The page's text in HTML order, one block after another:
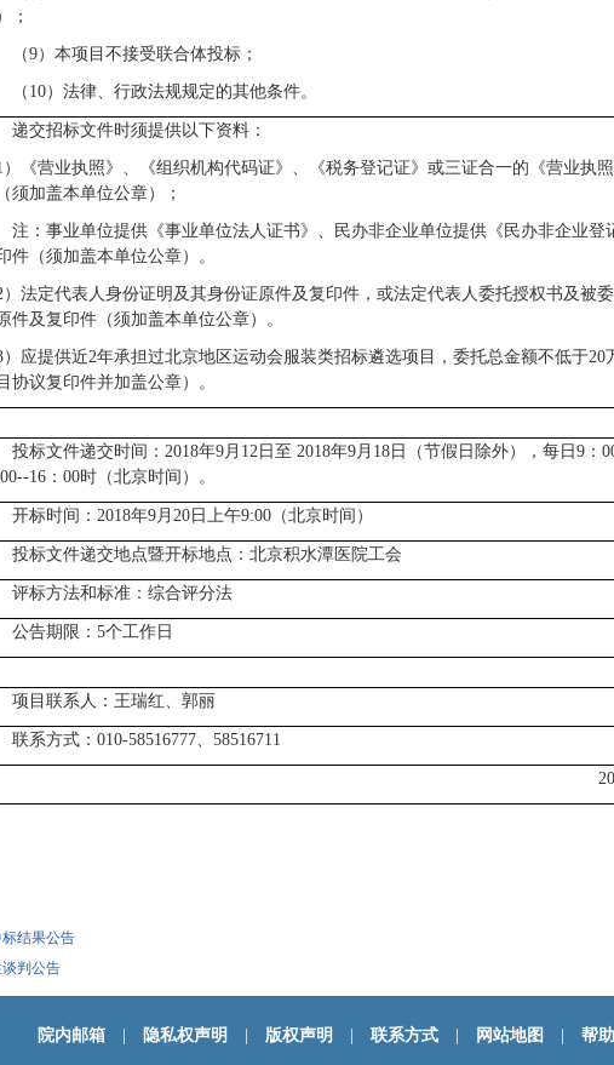
；
（9） 本项目不接受联合体投标；
（10） 法律、行政法规规定的其他条件。
递交招标文件时须提供以下资料：
《营业执照》、《组织机构代码证》、《税务登记证》或三证合一的《营业执
须加盖本单位公章）；
注：事业单位提供《事业单位法人证书》、民办非企业单位提供《民办非企业登
件（须加盖本单位公章）。
法定代表人身份证明及其身份证原件及复印件，或法定代表人委托授权书及被
件及复印件（须加盖本单位公章）。
应提供近2年承担过北京地区运动会服装类招标遴选项目，委托总金额不低于20
协议复印件并加盖公章）。
投标文件递交时间：2018年9月12日至 2018年9月18日（节假日除外），每日9：
16：00时（北京时间） 。
开标时间：2018年9月20日上午9:00（北京时间）
投标文件递交地点暨开标地点： 北京积水潭医院工会
评标方法和标准：综合评分法
公告期限：5个工作日
项目联系人：王瑞红、郭丽
联系方式： 010-58516777、58516711
结果公告
判公告
院内邮箱 隐私权声明 版权声明 联系方式 网站地图 帮